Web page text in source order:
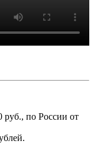
руб., по России от